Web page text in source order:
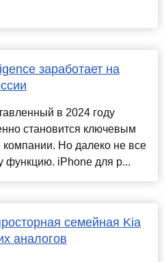
заработает на
в 2024 году
становится ключевым
Но далеко не все
функцию. iPhone для р...
семейная Kia
аналогов